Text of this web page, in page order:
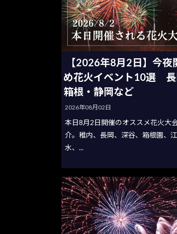
【2026年8月2日】今夜
め花火イベント10選 長
箱根・静岡など
2026年08月02日
本日8月2日開催のオススメ花火大
介。稚内、長岡、深谷、箱根園、
水、...